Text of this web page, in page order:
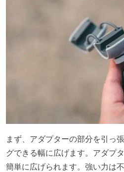
まず、アダプターの部分を引っ
グできる幅に広げます。アダプ
簡単に広げられます。強い力は